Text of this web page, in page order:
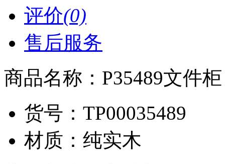
评价(0)
售后服务
商品名称： P35489文件
货号： TP00035489
材质： 纯实木